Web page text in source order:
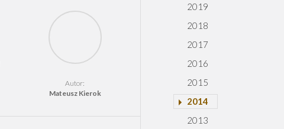
Autor:
Mateusz Kierok
2019
2018
2017
2016
2015
2014
2013